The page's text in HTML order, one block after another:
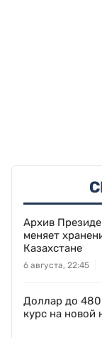
Архив
меняет
Казахстане
6 августа, 22:45
Доллар до 480
курс на новой